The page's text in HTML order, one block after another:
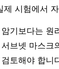
제 시험에서
암기보다는 원
서브넷 마스크
토해야 합니